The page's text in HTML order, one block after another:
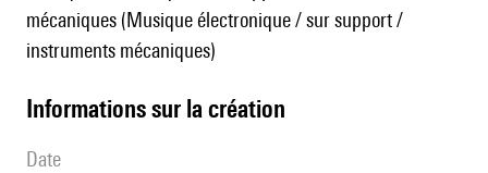
mécaniques (Musique électronique / sur support /
instruments mécaniques)
informations sur la création
date